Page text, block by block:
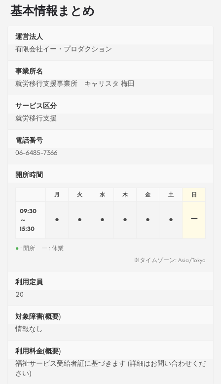
基本情報まとめ
運営法人
有限会社イー・プロダクション
事業所名
就労移行支援事業所 キャリスタ 梅田
サービス区分
就労移行支援
電話番号
06-6485-7366
開所時間
月 火 水 木 金 土 日
09:30
～
15:30
● ● ● ● ● ● ー
● : 開所 ー : 休業
※タイムゾーン: Asia/Tokyo
利用定員
20
対象障害(概要)
情報なし
利用料金(概要)
福祉サービス受給者証に基づきます (詳細はお問い合わせくだ
さい)